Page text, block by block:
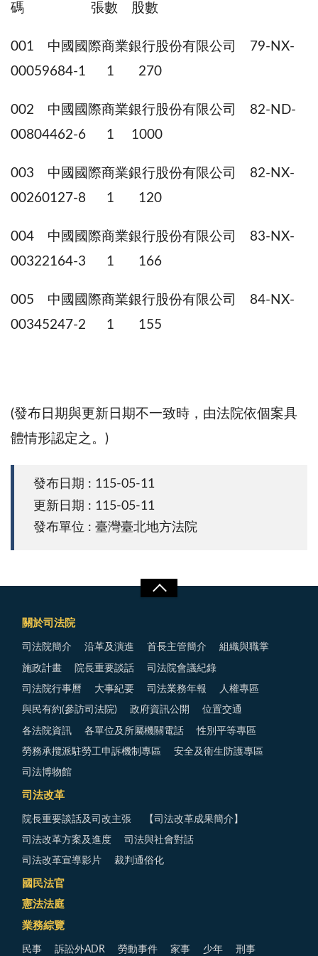
碼 張數 股數
001 中國國際商業銀行股份有限公司 79-NX-
00059684-1 1 270
002 中國國際商業銀行股份有限公司 82-ND-
00804462-6 1 1000
003 中國國際商業銀行股份有限公司 82-NX-
00260127-8 1 120
004 中國國際商業銀行股份有限公司 83-NX-
00322164-3 1 166
005 中國國際商業銀行股份有限公司 84-NX-
00345247-2 1 155
(發布日期與更新日期不一致時，由法院依個案具
體情形認定之。)
發布日期 : 115-05-11
更新日期 : 115-05-11
發布單位 : 臺灣臺北地方法院
關於司法院
司法院簡介 沿革及演進 首長主管簡介 組織與職掌
施政計畫 院長重要談話 司法院會議紀錄
司法院行事曆 大事紀要 司法業務年報 人權專區
與民有約(參訪司法院) 政府資訊公開 位置交通
各法院資訊 各單位及所屬機關電話 性別平等專區
勞務承攬派駐勞工申訴機制專區 安全及衛生防護專區
司法博物館
司法改革
院長重要談話及司改主張 【司法改革成果簡介】
司法改革方案及進度 司法與社會對話
司法改革宣導影片 裁判通俗化
國民法官
憲法法庭
業務綜覽
民事 訴訟外ADR 勞動事件 家事 少年 刑事